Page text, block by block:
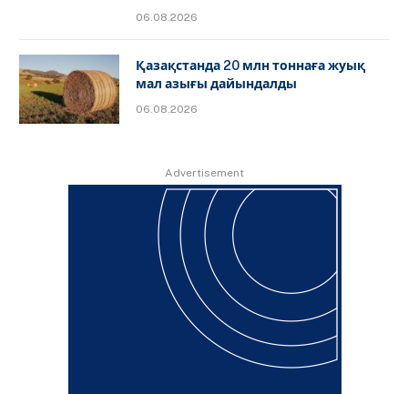
06.08.2026
Қазақстанда 20 млн тоннаға жуық
мал азығы дайындалды
06.08.2026
Advertisement